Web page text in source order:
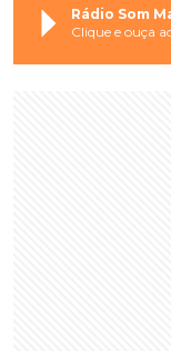
Rádio Som
Clique e ouça